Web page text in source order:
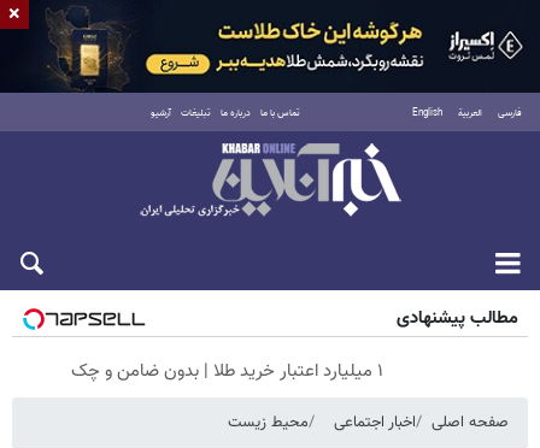
فارسی العربية English تماس با ما درباره ما تبلیغات آرشیو
شنبه ۱۷ مرداد ۱۴۰۵
مطالب پیشنهادی
۱ میلیارد اعتبار خرید طلا | بدون ضامن و چک
صفحه اصلی اخبار اجتماعی محیط زیست
×